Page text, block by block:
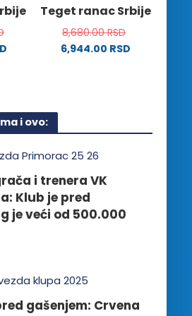
proizvoda.
Teget ranac Srbije
8,680.00RSD
6,944.00 RSD
i ovo:
i trenera VK
Klub je pred
je veći od 500.000
gašenjem: Crvena